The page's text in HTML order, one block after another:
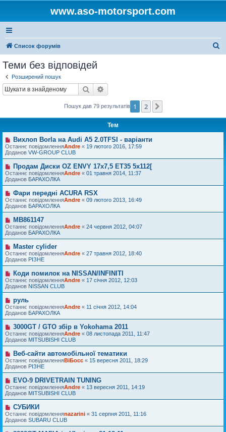
www.aso-motorsport.com
Список форумів
Теми без відповідей
Розширений пошук
Пошук
Пошук дав 79 результатів 1 2
Тем
Н
о
в
е
п
о
в
і
д
о
м
л
е
н
н
я
Вихлоп Borla на Audi A5 2.0TFSI - варіанти
Останнє повідомленняAndre « 19 лютого 2016, 17:59
Доданов VW-GROUP CLUB
Н
о
в
е
п
о
в
і
д
м
л
е
н
н
я
Продам Диски OZ ENVY 17x7,5 ET35 5x112[
Останнє повідомленняAndre « 01 травня 2014, 11:37
Доданов БАРАХОЛКА
Н
о
в
е
п
о
в
і
д
м
л
е
н
н
я
Фари передні ACURA RSX
Останнє повідомленняAndre « 09 лютого 2013, 16:49
Доданов БАРАХОЛКА
Н
о
в
е
п
о
в
і
д
м
л
е
н
н
я
MB861147
Останнє повідомленняAndre « 24 червня 2012, 04:07
Доданов БАРАХОЛКА
Н
о
в
е
п
о
в
і
д
о
м
л
е
н
н
я
Master cylider
Останнє повідомленняAndre « 27 травня 2012, 18:40
Доданов РІЗНЕ
Н
о
в
е
о
в
і
д
о
м
л
е
н
н
я
Коди помилок на NISSAN/INFINITI
Останнє повідомленняAndre « 17 січня 2012, 12:03
Доданов NISSAN CLUB
Н
о
в
е
п
о
в
і
д
м
л
е
н
н
я
руль
Останнє повідомленняAndre « 11 січня 2012, 14:04
Доданов БАРАХОЛКА
Н
о
в
е
п
о
в
і
д
м
л
е
н
я
3000GT / GTO збір в Yokohama 2011
Останнє повідомленняAndre « 08 листопада 2011, 11:47
Доданов MITSUBISHI CLUB
Н
о
в
е
п
о
в
і
д
о
м
л
е
Веб-сайти автомобільної тематики
Останнє повідомленняВіБосс « 15 вересня 2011, 18:29
Доданов РІЗНЕ
Н
о
в
е
п
о
в
і
д
EVO-9 DRIVETRAIN TUNING
Останнє повідомленняAndre « 13 вересня 2011, 14:19
Доданов MITSUBISHI CLUB
Н
о
в
е
п
СУБИКИ
Останнє повідомленняnazarini « 31 серпня 2011, 11:16
Доданов SUBARU CLUB